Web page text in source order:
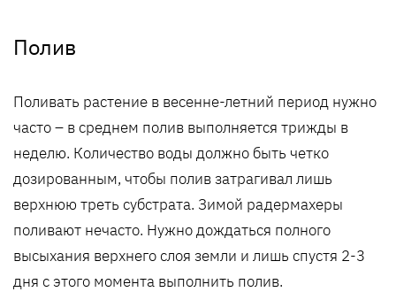
Полив
Поливать растение в весенне-летний период нужно
часто – в среднем полив выполняется трижды в
неделю. Количество воды должно быть четко
дозированным, чтобы полив затрагивал лишь
верхнюю треть субстрата. Зимой радермахеры
поливают нечасто. Нужно дождаться полного
высыхания верхнего слоя земли и лишь спустя 2-3
дня с этого момента выполнить полив.